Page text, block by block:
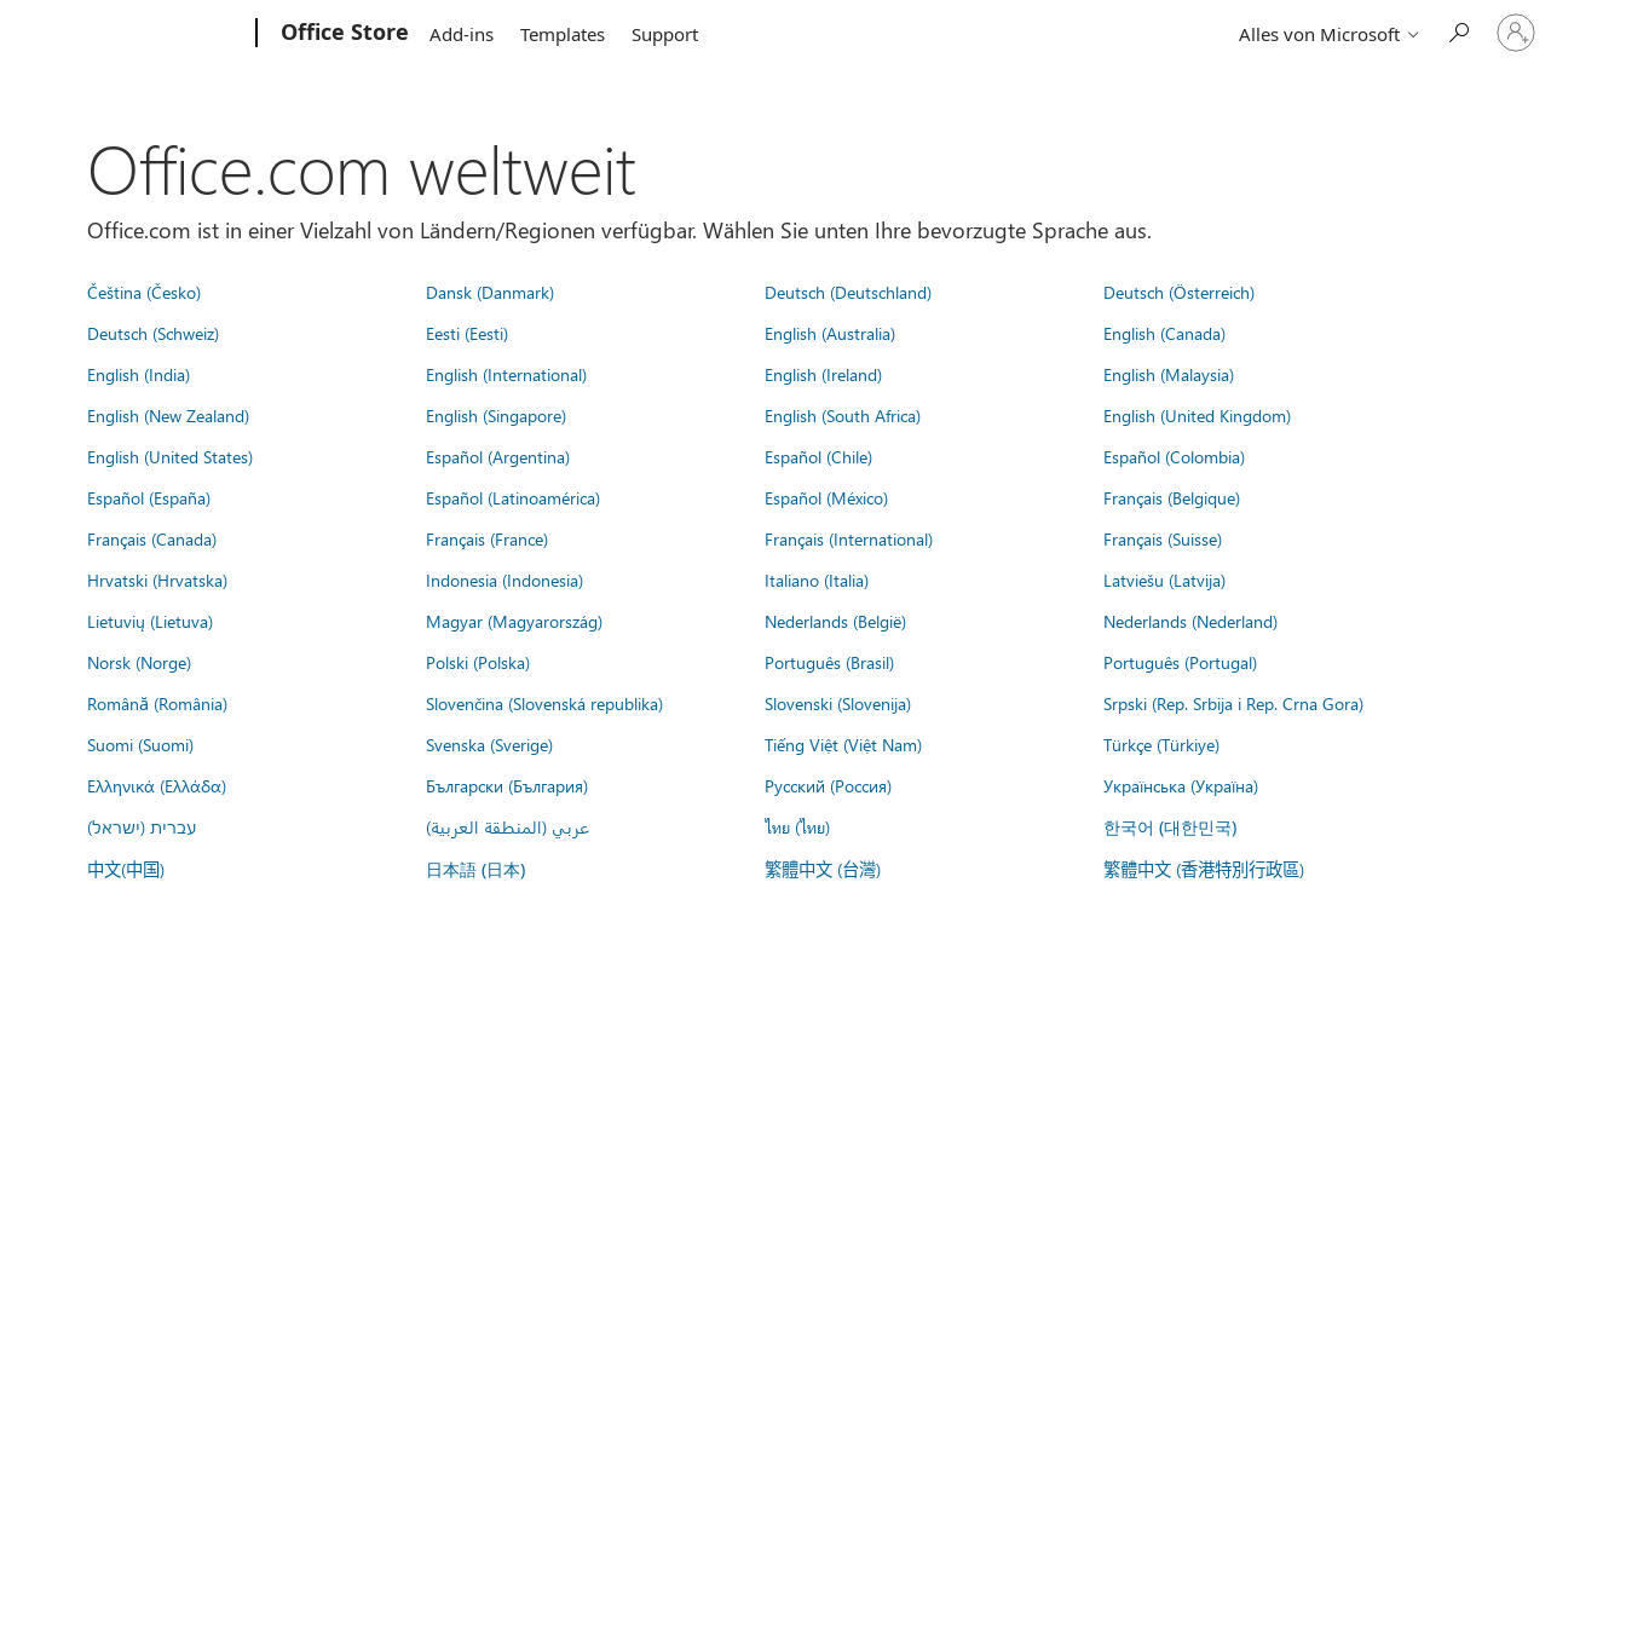
Office Store Add-ins Templates Support Alles von Microsoft
Bei
Ihrem
Konto
Office.com weltweit
Office.com ist in einer Vielzahl von Ländern/Regionen verfügbar. Wählen Sie unten Ihre bevorzugte Sprache aus.
Čeština (Česko) Dansk (Danmark) Deutsch (Deutschland)
Deutsch (Österreich)
Deutsch (Schweiz)
Eesti (Eesti) English (Australia)
English (Canada)
English (India)
English (International) English (Ireland)
English (Malaysia)
English (New Zealand)
English (Singapore) English (South Africa)
English (United Kingdom)
English (United States)
Español (Argentina) Español (Chile)
Español (Colombia)
Español (España)
Español (Latinoamérica) Español (México)
Français (Belgique)
Français (Canada)
Français (France) Français (International)
Français (Suisse)
Hrvatski (Hrvatska)
Indonesia (Indonesia) Italiano (Italia)
Latviešu (Latvija)
Lietuvių (Lietuva)
Magyar (Magyarország) Nederlands (België)
Nederlands (Nederland)
Norsk (Norge)
Polski (Polska) Português (Brasil)
Português (Portugal)
Română (România)
Slovenčina (Slovenská republika) Slovenski (Slovenija)
Srpski (Rep. Srbija i Rep. Crna Gora)
Suomi (Suomi)
Svenska (Sverige) Tiếng Việt (Việt Nam)
Türkçe (Türkiye)
Ελληνικά (Ελλάδα)
Български (България) Русский (Россия)
Українська (Україна)
עברית (ישראל)
عربي (المنطقة العربية) ไทย (ไทย) 한국어 (대한민국)
中文(中国) 日本語 (日本) 繁體中文 (台灣) 繁體中文 (香港特別行政區)